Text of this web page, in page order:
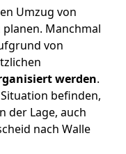
Umzug von
planen. Manchmal
von
werden.
befinden,
der Lage, auch
nach Walle